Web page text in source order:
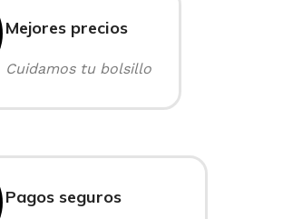
Mejores precios
Cuidamos tu bolsillo
Pagos seguros